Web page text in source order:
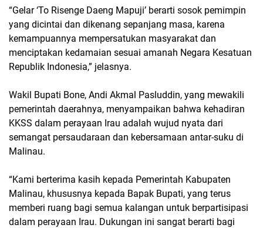
“Gelar ‘To Risenge Daeng Mapuji’ berarti sosok pemimpin
yang dicintai dan dikenang sepanjang masa, karena
kemampuannya mempersatukan masyarakat dan
menciptakan kedamaian sesuai amanah Negara Kesatuan
Republik Indonesia,” jelasnya.
Wakil Bupati Bone, Andi Akmal Pasluddin, yang mewakili
pemerintah daerahnya, menyampaikan bahwa kehadiran
KKSS dalam perayaan Irau adalah wujud nyata dari
semangat persaudaraan dan kebersamaan antar-suku di
Malinau.
“Kami berterima kasih kepada Pemerintah Kabupaten
Malinau, khususnya kepada Bapak Bupati, yang terus
memberi ruang bagi semua kalangan untuk berpartisipasi
dalam perayaan Irau. Dukungan ini sangat berarti bagi